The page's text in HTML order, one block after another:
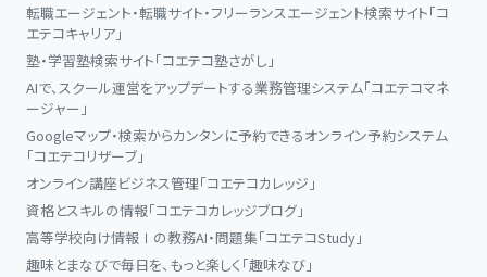
転職エージェント・転職サイト・フリーランスエージェント検索サイト「コ
エテコキャリア」
塾・学習塾検索サイト「コエテコ塾さがし」
AIで、スクール運営をアップデートする業務管理システム「コエテコマネ
ージャー」
Googleマップ・検索からカンタンに予約できるオンライン予約システム
「コエテコリザーブ」
オンライン講座ビジネス管理「コエテコカレッジ」
資格とスキルの情報「コエテコカレッジブログ」
高等学校向け情報Ⅰの教務AI・問題集「コエテコStudy」
趣味とまなびで毎日を、もっと楽しく「趣味なび」